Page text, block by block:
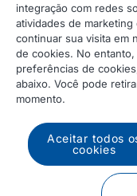
©
Políticas de
Segurança
Política de
integração com redes
atividades de
continuar sua visita em
de cookies. No
preferências de
abaixo. Você pode
momento.
Aceitar todos
cookies